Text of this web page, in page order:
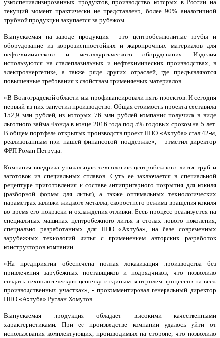
узкоспециализированных продуктов, производство которых в России на
текущий момент практически не представлено, более 90% аналогичной
трубной продукции закупается за рубежом.
Выпускаемая на заводе продукция - это центробежнолитые трубы и
оборудование из коррозионностойких и жаропрочных материалов для
нефтехимического и металлургического оборудования. Изделия
используются на сталеплавильных и нефтехимических производствах, в
электроэнергетике, а также ряде других отраслей, где предъявляются
повышенные требования к свойствам применяемых материалов.
«В Волгоградской области мы профинансировали пять проектов. И сегодня
первый из них запустил производство. Общая стоимость проекта составила
152,9 млн рублей, из которых 76 млн рублей компания получила в виде
льготного займа Фонда в конце 2016 года под 5% годовых сроком на 5 лет.
В общем портфеле открытых производств проект НПО «Ахтуба» стал 42-м,
реализованным при нашей финансовой поддержке», - отметил директор
ФРП Роман Петруца.
Компания внедрила уникальную технологию центробежного литья труб и
заготовок из специальных сплавов. Суть ее заключается в специальной
рецептуре приготовления и составе антипригарного покрытия для кокиля
(разборной формы для литья), а также оптимальных технологических
параметрах заливки жидкого металла, скоростного режима вращения кокиля
во время его покраски и охлаждения отливки. Весь процесс реализуется на
специальных машинах центробежного литья и столах нового поколения,
специально разработанных для НПО «Ахтуба», на базе современных
зарубежных технологий литья с применением авторских разработок
конструкторов компании.
«На предприятии обеспечена полная локализация производства без
привлечения зарубежных поставщиков и подрядчиков, что позволило
создать технологическую цепочку с единым контролем процессов на всех
производственных участках», - прокомментировал генеральный директор
НПО «Ахтуба» Руслан Хомутов.
Выпускаемая продукция обладает высокими качественными
характеристиками. При ее производстве компании удалось уйти от
использования комплектующих, производимых на стороне, что позволило